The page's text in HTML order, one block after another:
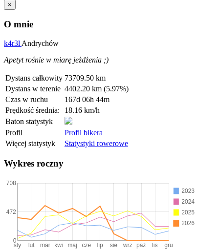
×
O mnie
k4r3l Andrychów
Apetyt rośnie w miarę jeżdżenia ;)
Dystans całkowity 73709.50 km
Dystans w terenie 4402.20 km (5.97%)
Czas w ruchu
167d 06h 44m
Prędkość średnia:
18.16 km/h
Baton statystyk
Profil
Profil bikera
Więcej statystyk
Statystyki rowerowe
Wykres roczny